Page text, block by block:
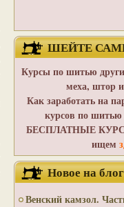
ШЕЙТЕ
Курсы по шитью
меха, штор
Как заработать на
курсов по
БЕСПЛАТНЫЕ
ищем
Новое на
Венский камзол.